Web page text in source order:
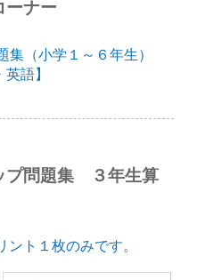
ーナー
（小学１～６年生）
語】
プ問題集 ３年生算
ト１枚のみです。